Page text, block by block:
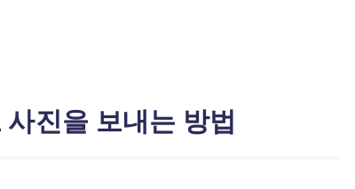
진을 보내는 방법